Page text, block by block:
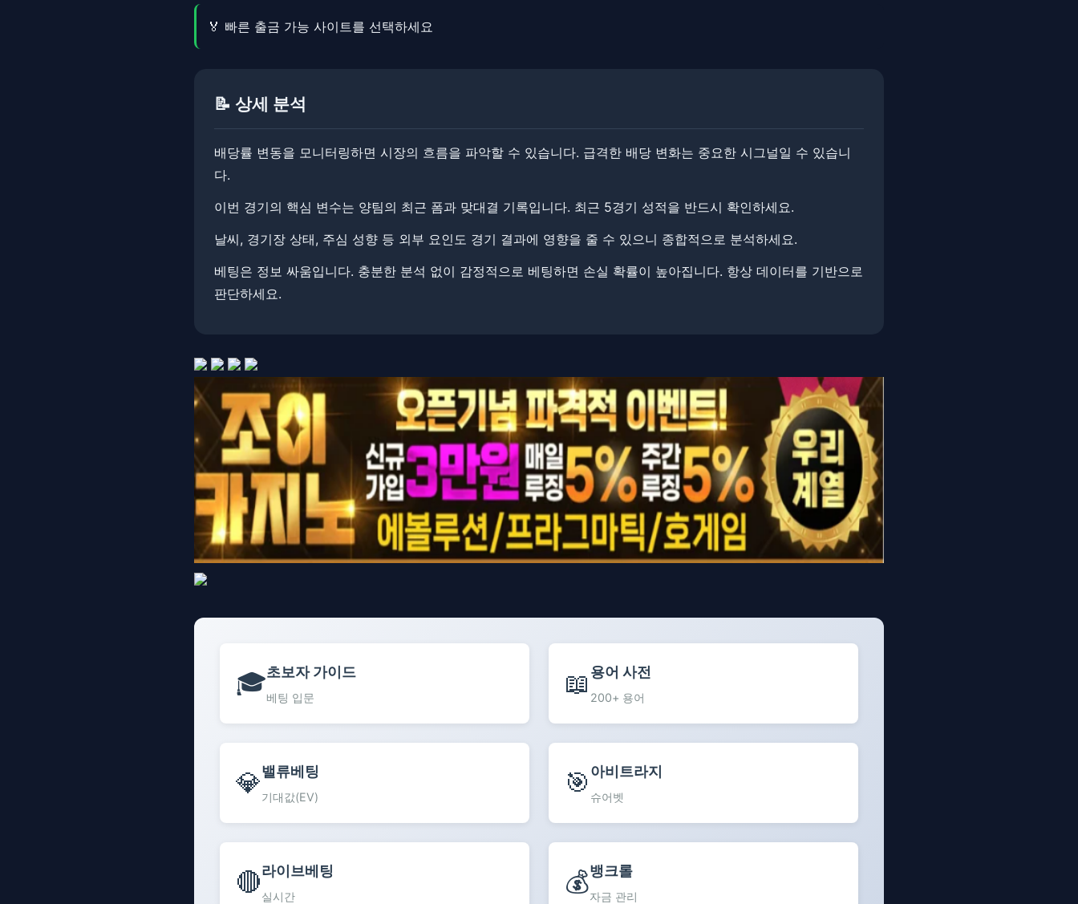
🏅 빠른 출금 가능 사이트를 선택하세요
📝 상세 분석
배당률 변동을 모니터링하면 시장의 흐름을 파악할 수 있습니다. ​​급격한 배당 변화는 중요한 시그널일 수 있습니
다.
이번 경기의 핵심 변수는 양팀의 최근 폼과 맞대결 기록입니다. 최근 5경기 성적을 반드시 확인하세요.
날씨, 경기장 상태, 주심 성향 등 외부 요인도 경기 결과에 영향을 줄 수 있으니 종합적으로 분석하세요.
베팅은 정보 싸움입니다. 충분한 분석 없이 감정적으로 베팅하면 손실 확률이 높아집니다. ​​항상 데이터를 기반으로
판단하세요.
🎓초보자 가이드
베팅 입문 📖 용어 사전
200+ 용어
💎밸류베팅
기대값(EV) 🎯 아비트라지
슈어벳
🔴라이브베팅
실시간 💰뱅크롤
자금 관리